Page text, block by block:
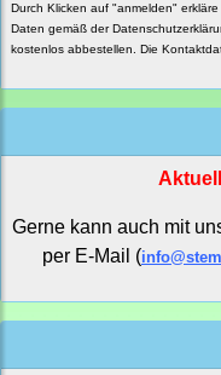
Durch Klicken auf "anmelden"
Daten gemäß der
kostenlos abbestellen. Die
Gerne kann auch mit
per E-Mail (